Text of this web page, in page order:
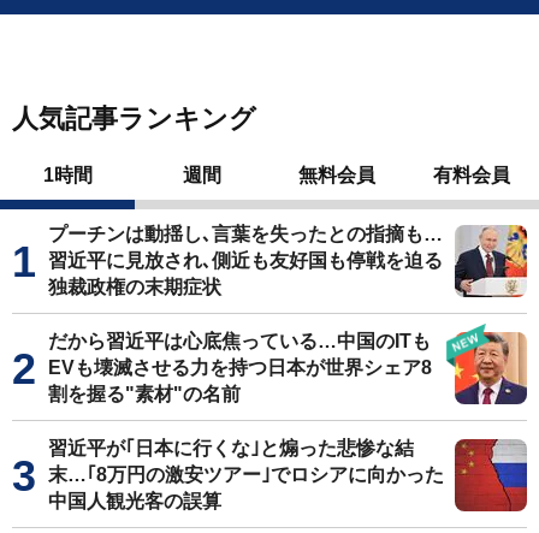
人気記事ランキング
1時間 週間 無料会員 有料会員
プーチンは動揺し､言葉を失ったとの指摘も…
習近平に見放され､側近も友好国も停戦を迫る
独裁政権の末期症状
だから習近平は心底焦っている…中国のITも
EVも壊滅させる力を持つ日本が世界シェア8
割を握る"素材"の名前
習近平が｢日本に行くな｣と煽った悲惨な結
末…｢8万円の激安ツアー｣でロシアに向かった
中国人観光客の誤算